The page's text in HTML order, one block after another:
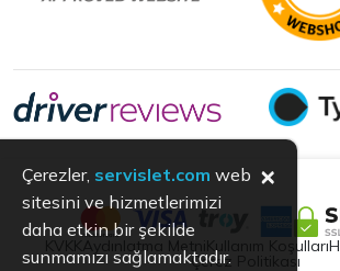
Aydınlatma Metni Kullanım Koşulları
Çerez Politikası
Çerezler, servislet.com web
sitesini ve hizmetlerimizi
daha etkin bir şekilde
sunmamızı sağlamaktadır.
×